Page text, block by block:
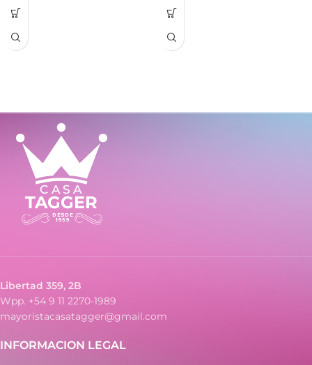
Voltaje: 1.55 V
Capacidad: 45 mAh
Libertad 359, 2B
Wpp. +54 9 11 2270-1989
mayoristacasatagger@gmail.com
INFORMACION LEGAL